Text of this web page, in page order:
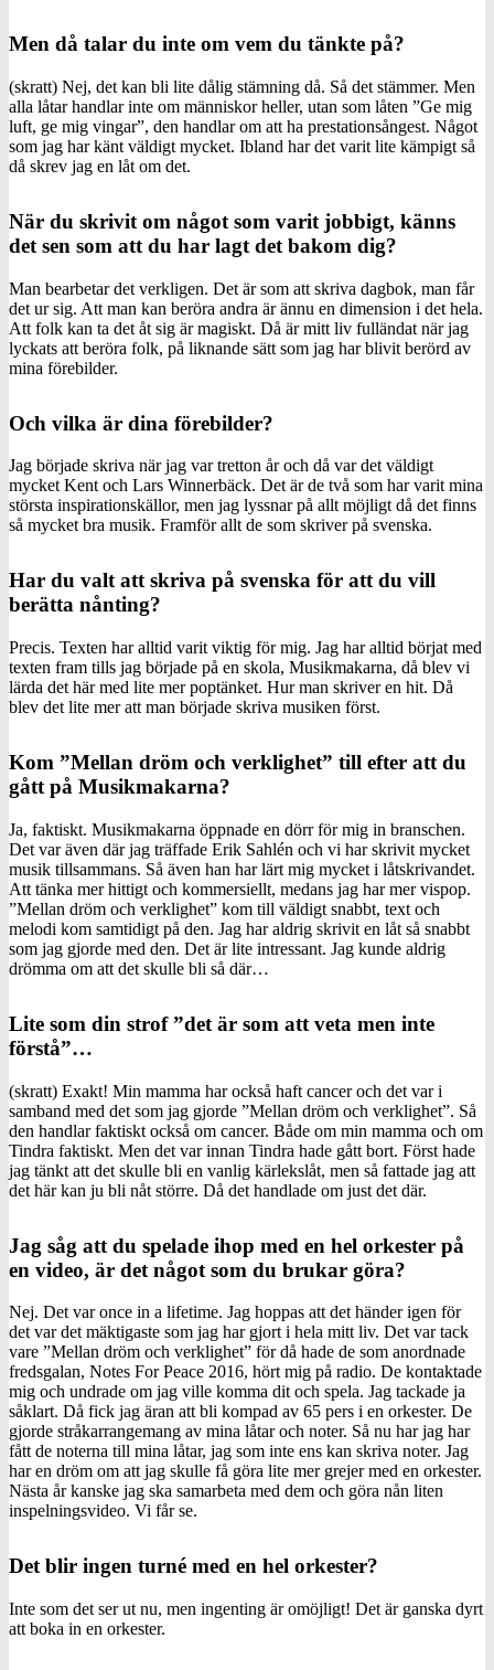
Men då talar du inte om vem du tänkte på?
(skratt) Nej, det kan bli lite dålig stämning då. Så det stämmer. Men
alla låtar handlar inte om människor heller, utan som låten ”Ge mig
luft, ge mig vingar”, den handlar om att ha prestationsångest. Något
som jag har känt väldigt mycket. Ibland har det varit lite kämpigt så
då skrev jag en låt om det.
När du skrivit om något som varit jobbigt, känns
det sen som att du har lagt det bakom dig?
Man bearbetar det verkligen. Det är som att skriva dagbok, man får
det ur sig. Att man kan beröra andra är ännu en dimension i det hela.
Att folk kan ta det åt sig är magiskt. Då är mitt liv fulländat när jag
lyckats att beröra folk, på liknande sätt som jag har blivit berörd av
mina förebilder.
Och vilka är dina förebilder?
Jag började skriva när jag var tretton år och då var det väldigt
mycket Kent och Lars Winnerbäck. Det är de två som har varit mina
största inspirationskällor, men jag lyssnar på allt möjligt då det finns
så mycket bra musik. Framför allt de som skriver på svenska.
Har du valt att skriva på svenska för att du vill
berätta nånting?
Precis. Texten har alltid varit viktig för mig. Jag har alltid börjat med
texten fram tills jag började på en skola, Musikmakarna, då blev vi
lärda det här med lite mer poptänket. Hur man skriver en hit. Då
blev det lite mer att man började skriva musiken först.
Kom ”Mellan dröm och verklighet” till efter att du
gått på Musikmakarna?
Ja, faktiskt. Musikmakarna öppnade en dörr för mig in branschen.
Det var även där jag träffade Erik Sahlén och vi har skrivit mycket
musik tillsammans. Så även han har lärt mig mycket i låtskrivandet.
Att tänka mer hittigt och kommersiellt, medans jag har mer vispop.
”Mellan dröm och verklighet” kom till väldigt snabbt, text och
melodi kom samtidigt på den. Jag har aldrig skrivit en låt så snabbt
som jag gjorde med den. Det är lite intressant. Jag kunde aldrig
drömma om att det skulle bli så där…
Lite som din strof ”det är som att veta men inte
förstå”…
(skratt) Exakt! Min mamma har också haft cancer och det var i
samband med det som jag gjorde ”Mellan dröm och verklighet”. Så
den handlar faktiskt också om cancer. Både om min mamma och om
Tindra faktiskt. Men det var innan Tindra hade gått bort. Först hade
jag tänkt att det skulle bli en vanlig kärlekslåt, men så fattade jag att
det här kan ju bli nåt större. Då det handlade om just det där.
Jag såg att du spelade ihop med en hel orkester på
en video, är det något som du brukar göra?
Nej. Det var once in a lifetime. Jag hoppas att det händer igen för
det var det mäktigaste som jag har gjort i hela mitt liv. Det var tack
vare ”Mellan dröm och verklighet” för då hade de som anordnade
fredsgalan, Notes For Peace 2016, hört mig på radio. De kontaktade
mig och undrade om jag ville komma dit och spela. Jag tackade ja
såklart. Då fick jag äran att bli kompad av 65 pers i en orkester. De
gjorde stråkarrangemang av mina låtar och noter. Så nu har jag har
fått de noterna till mina låtar, jag som inte ens kan skriva noter. Jag
har en dröm om att jag skulle få göra lite mer grejer med en orkester.
Nästa år kanske jag ska samarbeta med dem och göra nån liten
inspelningsvideo. Vi får se.
Det blir ingen turné med en hel orkester?
Inte som det ser ut nu, men ingenting är omöjligt! Det är ganska dyrt
att boka in en orkester.